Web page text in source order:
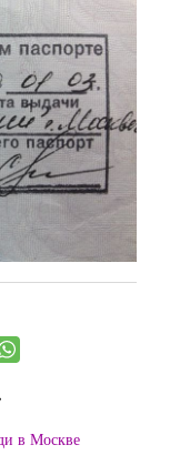
в Москве